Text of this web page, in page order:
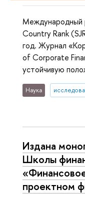
Международный
Country Rank
год. Журнал
of Corporate
устойчивую
Наука
Издана
Школы
проектном